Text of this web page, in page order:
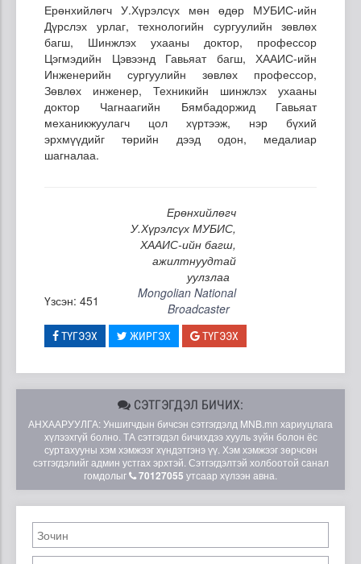
Ерөнхийлөгч У.Хүрэлсүх мөн өдөр МУБИС-ийн
Дүрслэх урлаг, технологийн сургуулийн зөвлөх
багш, Шинжлэх ухааны доктор, профессор
Цэгмэдийн Цэвээнд Гавьяат багш, ХААИС-ийн
Инженерийн сургуулийн зөвлөх профессор,
Зөвлөх инженер, Техникийн шинжлэх ухааны
доктор Чагнаагийн Бямбадоржид Гавьяат
механикжуулагч цол хүртээж, нэр бүхий
эрхмүүдийг төрийн дээд одон, медалиар
шагналаа.
Ерөнхийлөгч
У.Хүрэлсүх МУБИС,
ХААИС-ийн багш,
ажилтнуудтай
уулзлаа
Үзсэн: 451
Mongolian National
Broadcaster
ТҮГЭЭХ ЖИРГЭХ ТҮГЭЭХ
СЭТГЭГДЭЛ БИЧИХ:
АНХААРУУЛГА: Уншигчдын бичсэн сэтгэгдэлд MNB.mn хариуцлага
хүлээхгүй болно. ТА сэтгэгдэл бичихдээ хууль зүйн болон ёс
суртахууны хэм хэмжээг хүндэтгэнэ үү. Хэм хэмжээг зөрчсөн
сэтгэгдэлийг админ устгах эрхтэй. Сэтгэгдэлтэй холбоотой санал
гомдолыг
70127055 утсаар хүлээн авна.